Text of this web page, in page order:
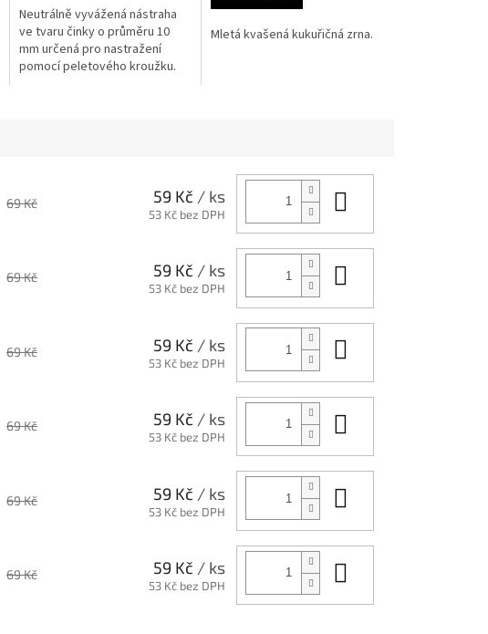
Neutrálně vyvážená nástraha
ve tvaru činky o průměru 10
mm určená pro nastražení
pomocí peletového kroužku.
Mletá kvašená kukuřičná zrna.
69 Kč 59 Kč / ks
53 Kč bez DPH
69 Kč 59 Kč / ks
53 Kč bez DPH
69 Kč 59 Kč / ks
53 Kč bez DPH
69 Kč 59 Kč / ks
53 Kč bez DPH
69 Kč 59 Kč / ks
53 Kč bez DPH
69 Kč 59 Kč / ks
53 Kč bez DPH